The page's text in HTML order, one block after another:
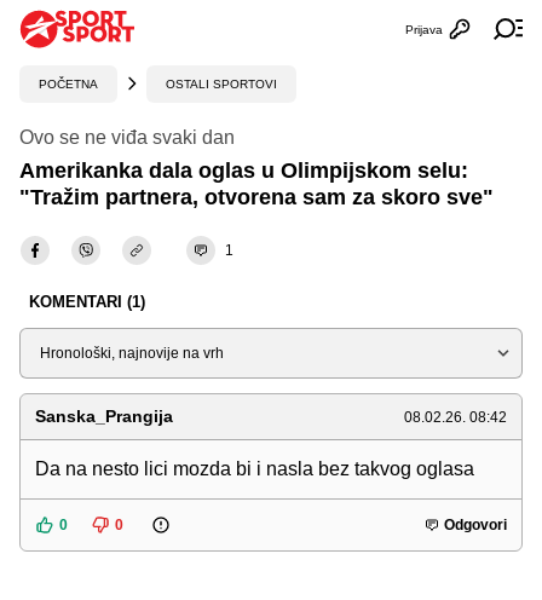
Otvori
Prijava
POČETNA OSTALI SPORTOVI
Ovo se ne viđa svaki dan
Amerikanka dala oglas u Olimpijskom selu:
"Tražim partnera, otvorena sam za skoro sve"
1
KOMENTARI (1)
Sortiraj
Sanska_Prangija 08.02.26. 08:42
Da na nesto lici mozda bi i nasla bez takvog oglasa
0 0 Odgovori